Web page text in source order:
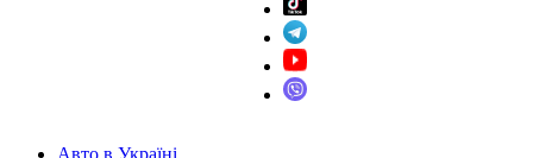
Авто в Україні